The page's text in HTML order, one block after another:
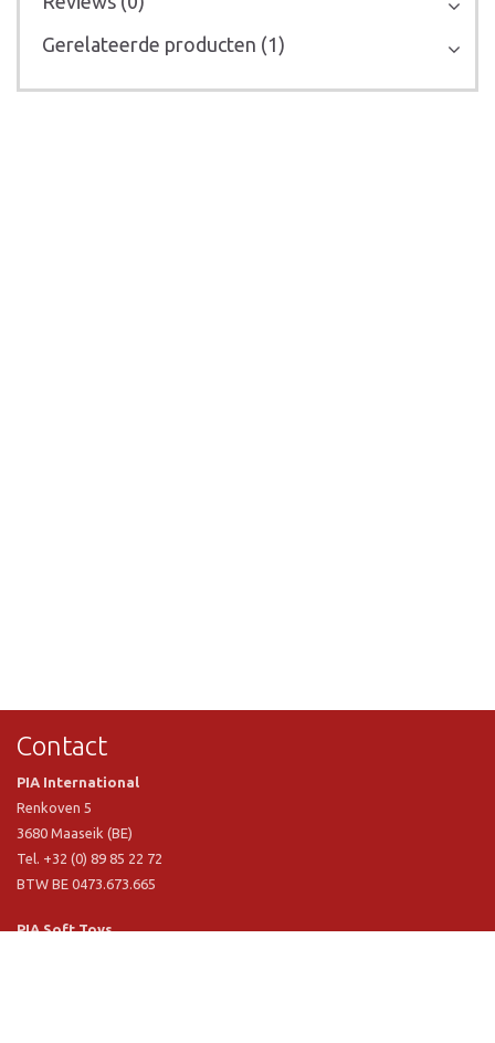
Gerelateerde producten (1)
Contact
PIA International
Renkoven 5
3680 Maaseik (BE)
Tel. +32 (0) 89 85 22 72
BTW BE 0473.673.665
PIA Soft Toys